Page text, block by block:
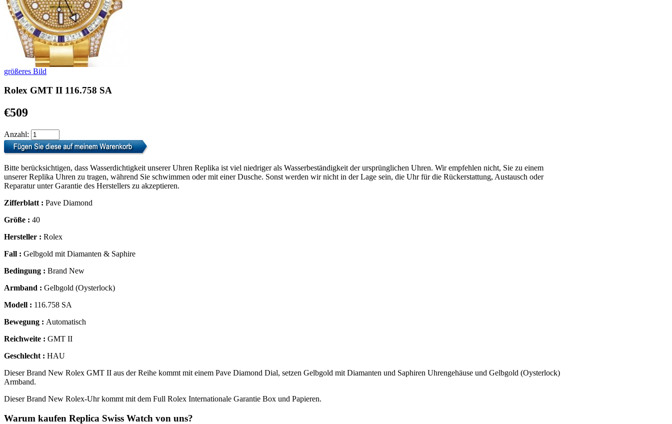
größeres Bild
Rolex GMT II 116.758 SA
€509
Anzahl:
Bitte berücksichtigen, dass Wasserdichtigkeit unserer Uhren Replika ist viel niedriger als Wasserbeständigkeit der ursprünglichen Uhren. Wir empfehlen nicht, Sie zu einem
unserer Replika Uhren zu tragen, während Sie schwimmen oder mit einer Dusche. Sonst werden wir nicht in der Lage sein, die Uhr für die Rückerstattung, Austausch oder
Reparatur unter Garantie des Herstellers zu akzeptieren.
Zifferblatt : Pave Diamond
Größe : 40
Hersteller : Rolex
Fall : Gelbgold mit Diamanten & Saphire
Bedingung : Brand New
Armband : Gelbgold (Oysterlock)
Modell : 116.758 SA
Bewegung : Automatisch
Reichweite : GMT II
Geschlecht : HAU
Dieser Brand New Rolex GMT II aus der Reihe kommt mit einem Pave Diamond Dial, setzen Gelbgold mit Diamanten und Saphiren Uhrengehäuse und Gelbgold (Oysterlock)
Armband.
Dieser Brand New Rolex-Uhr kommt mit dem Full Rolex Internationale Garantie Box und Papieren.
Warum kaufen Replica Swiss Watch von uns?